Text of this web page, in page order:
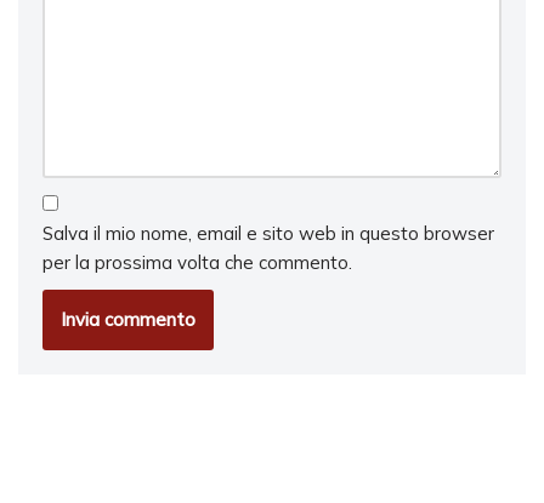
Salva il mio nome, email e sito web in questo browser
per la prossima volta che commento.